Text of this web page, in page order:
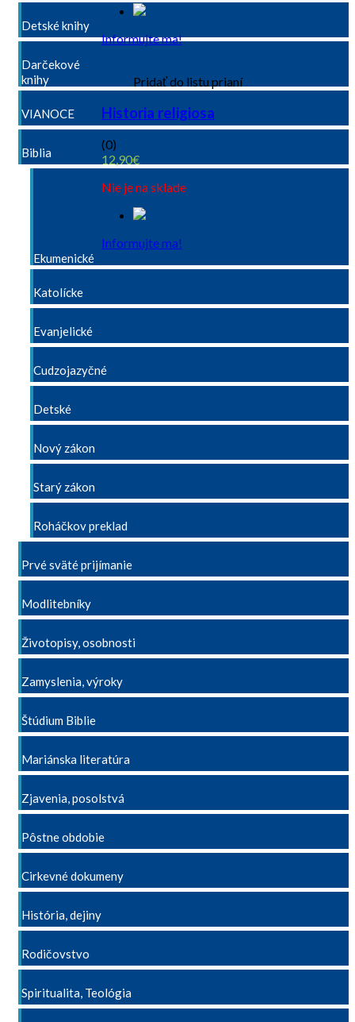
Informujte ma!
Pridať do listu prianí
Historia religiosa
(0)
12,90€
Nie je na sklade
Informujte ma!
Detské knihy
Darčekové
knihy
VIANOCE
Biblia
Ekumenické
Katolícke
Evanjelické
Cudzojazyčné
Detské
Nový zákon
Starý zákon
Roháčkov preklad
Prvé sväté prijímanie
Modlitebníky
Životopisy, osobnosti
Zamyslenia, výroky
Štúdium Biblie
Mariánska literatúra
Zjavenia, posolstvá
Pôstne obdobie
Cirkevné dokumeny
História, dejiny
Rodičovstvo
Spiritualita, Teológia